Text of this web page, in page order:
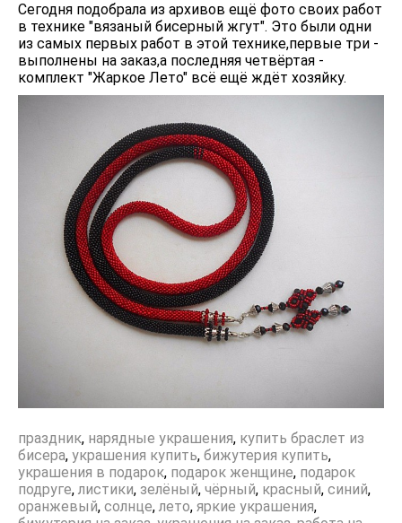
Сегодня подобрала из архивов ещё фото своих работ
в технике "вязаный бисерный жгут". Это были одни
из самых первых работ в этой технике,первые три -
выполнены на заказ,а последняя четвёртая -
комплект "Жаркое Лето" всё ещё ждёт хозяйку.
праздник, нарядные украшения, купить браслет из
бисера, украшения купить, бижутерия купить,
украшения в подарок, подарок женщине, подарок
подруге, листики, зелёный, чёрный, красный, синий,
оранжевый, солнце, лето, яркие украшения,